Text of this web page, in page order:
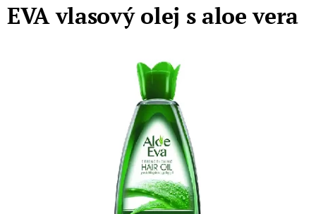
EVA vlasový olej s aloe vera